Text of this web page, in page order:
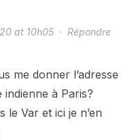
at 10h05· Répondre
me donner l’adresse
indienne à Paris?
le Var et ici je n’en